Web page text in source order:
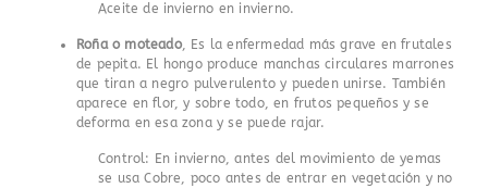
Aceite de invierno en invierno.
Roña o moteado, Es la enfermedad más grave en frutales
de pepita. El hongo produce manchas circulares marrones
que tiran a negro pulverulento y pueden unirse. También
aparece en flor, y sobre todo, en frutos pequeños y se
deforma en esa zona y se puede rajar.
Control: En invierno, antes del movimiento de yemas
se usa Cobre, poco antes de entrar en vegetación y no